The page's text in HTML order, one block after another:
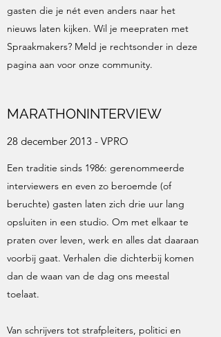
gasten die je nét even anders naar het
nieuws laten kijken. Wil je meepraten met
Spraakmakers? Meld je rechtsonder in deze
pagina aan voor onze community.
MARATHONINTERVIEW
28 december 2013 - VPRO
Een traditie sinds 1986: gerenommeerde
interviewers en even zo beroemde (of
beruchte) gasten laten zich drie uur lang
opsluiten in een studio. Om met elkaar te
praten over leven, werk en alles dat daaraan
voorbij gaat. Verhalen die dichterbij komen
dan de waan van de dag ons meestal
toelaat.
Van schrijvers tot strafpleiters, politici en